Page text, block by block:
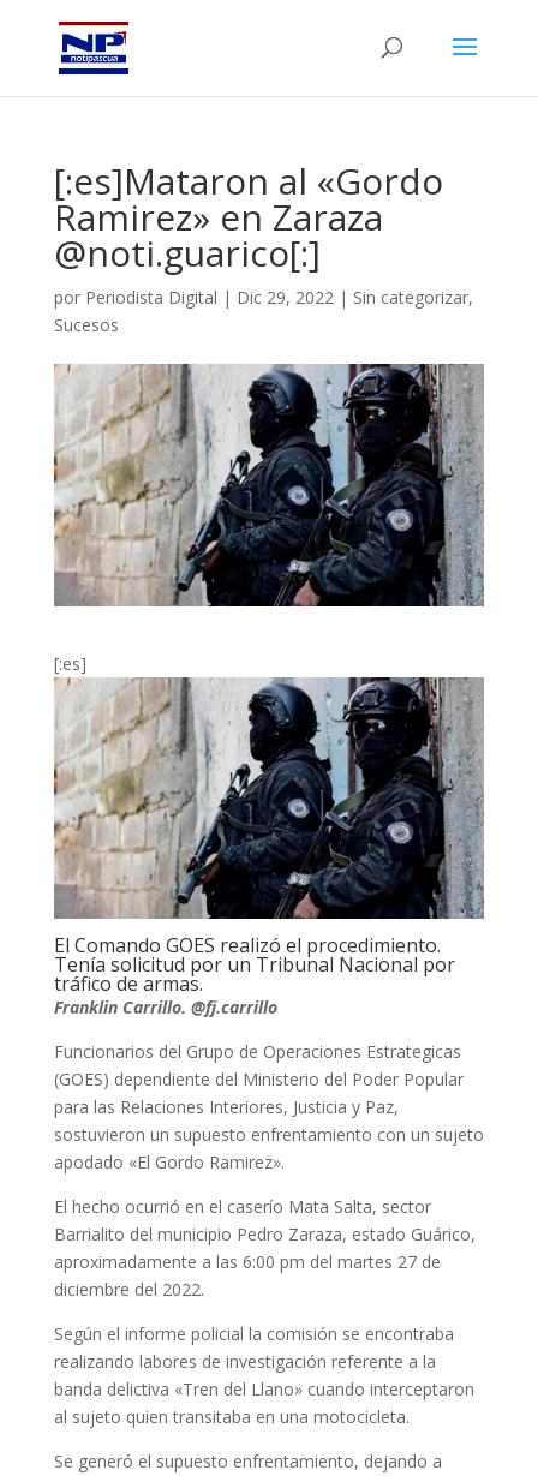
[:es]Mataron al «Gordo
Ramirez» en Zaraza
@noti.guarico[:]
por Periodista Digital | Dic 29, 2022| Sin categorizar,
Sucesos
[:es]
El Comando GOES realizó el procedimiento.
Tenía solicitud por un Tribunal Nacional por
tráfico de armas.
Franklin Carrillo. @fj.carrillo
Funcionarios del Grupo de Operaciones Estrategicas
(GOES) dependiente del Ministerio del Poder Popular
para las Relaciones Interiores, Justicia y Paz,
sostuvieron un supuesto enfrentamiento con un sujeto
apodado «El Gordo Ramirez».
El hecho ocurrió en el caserío Mata Salta, sector
Barrialito del municipio Pedro Zaraza, estado Guárico,
aproximadamente a las 6:00 pm del martes 27 de
diciembre del 2022.
Según el informe policial la comisión se encontraba
realizando labores de investigación referente a la
banda delictiva «Tren del Llano» cuando interceptaron
al sujeto quien transitaba en una motocicleta.
Se generó el supuesto enfrentamiento, dejando a